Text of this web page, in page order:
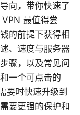
向，带你快速了
最值得尝
的前提下获得相
、速度与服务器
骤，以及常见问
一个可点击的
要时快速升级到
要更强的保护和